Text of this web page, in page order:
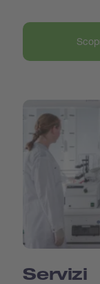
Servizi